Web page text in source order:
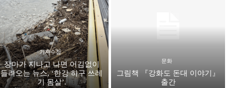
기자수첩
장마가 지나고 나면 어김없이
들려오는 뉴스, ‘한강 하구 쓰레
기 몸살’.
문화
그림책 『강화도 돈대 이야기』
출간